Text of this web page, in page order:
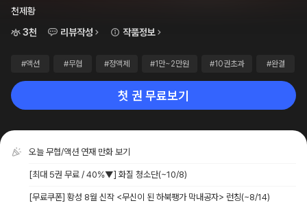
천제황
3천
리뷰작성 작품정보
#액션 #무협 #정액제 #1만~2만원 #10권초과 #완결
첫 권 무료보기
오늘 무협/액션 연재 만화 보기
[최대 5권 무료 / 40%▼] 화질 청소단(~10/8)
[무료쿠폰] 황성 8월 신작 <무신이 된 하북팽가 막내공자> 런칭(~8/14)